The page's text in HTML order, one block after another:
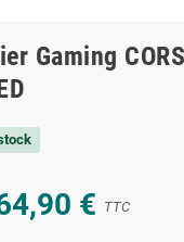
Gaming
€ TTC